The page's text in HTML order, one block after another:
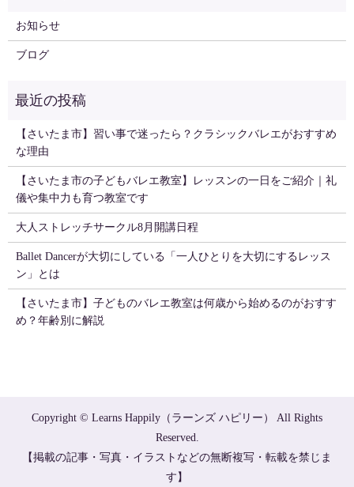
お知らせ
ブログ
【さいたま市】習い事で迷ったら？クラシックバレエがおすすめ
な理由
【さいたま市の子どもバレエ教室】レッスンの一日をご紹介｜礼
儀や集中力も育つ教室です
大人ストレッチサークル8月開講日程
Ballet Dancerが大切にしている「一人ひとりを大切にするレッス
ン」とは
【さいたま市】子どものバレエ教室は何歳から始めるのがおすす
め？年齢別に解説
Copyright © Learns Happily（ラーンズ ハピリー） All Rights
Reserved.
【掲載の記事・写真・イラストなどの無断複写・転載を禁じま
す】